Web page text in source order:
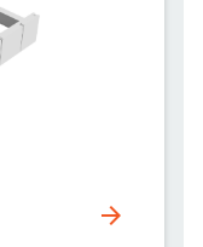
arrow_forward